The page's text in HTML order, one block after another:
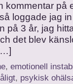
kommentar på
loggade jag
på 3 år, jag
det blev
, emotionell
, psykisk